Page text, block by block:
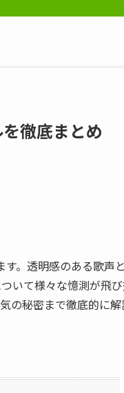
徹底まとめ
。透明感のある歌声
いて様々な憶測が飛
の秘密まで徹底的に